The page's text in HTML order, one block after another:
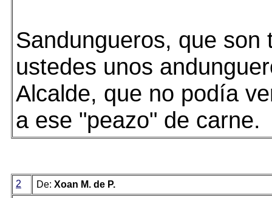
Sandungueros, que son
ustedes unos
Alcalde, que no podía
a ese "peazo" de carne.
2 De: Xoan M. de P.